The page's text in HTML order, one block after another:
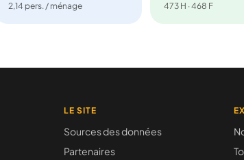
2,14 pers. / ménage 473 H · 468 F
LE SITE
Sources des données
Partenaires